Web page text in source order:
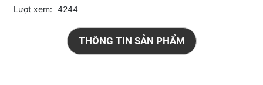
Lượt xem: 4244
THÔNG TIN SẢN PHẨM